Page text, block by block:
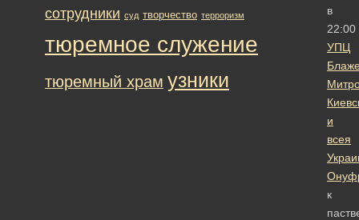
в
22:00
УПЦ
и
всея
к
сотрудники суд творчество терроризм
тюремное служение
тюремный храм узники